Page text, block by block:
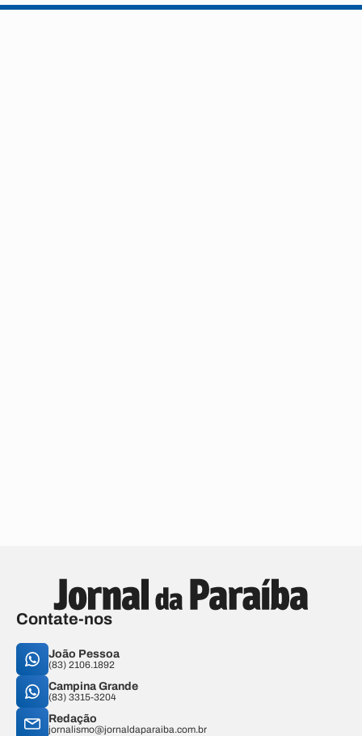
Contate-nos
João Pessoa
(83) 2106.1892
Campina Grande
(83) 3315-3204
Redação
jornalismo@jornaldaparaiba.com.br